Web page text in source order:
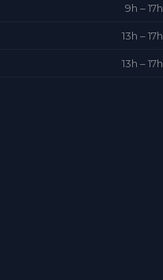
9h – 17h
13h – 17h
13h – 17h